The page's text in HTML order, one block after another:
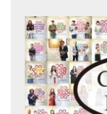
倍音呼吸法レッス
オンラインショップ
カートを見る
商品一覧